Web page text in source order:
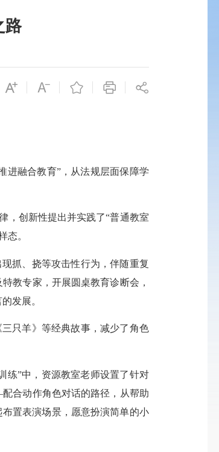
路
进融合教育”，从法规层面保障学
，创新性提出并实践了“普通教室
态。
抓、挠等攻击性行为，伴随重复
教专家，开展圆桌教育诊断会，
发展。
只羊》等经典故事，减少了角色
练”中，资源教室老师设置了针对
合动作角色对话的路径，从帮助
置表演场景，愿意扮演简单的小